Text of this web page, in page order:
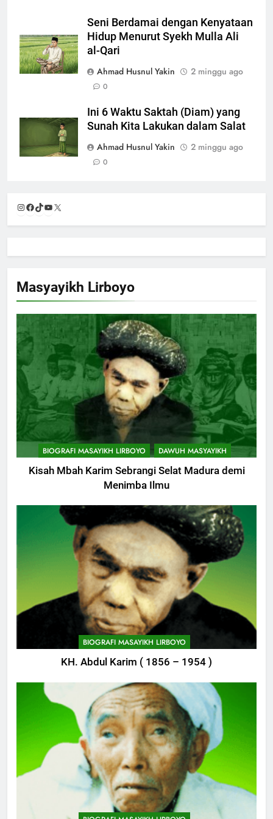
Seni Berdamai dengan Kenyataan
Hidup Menurut Syekh Mulla Ali
al-Qari
Ahmad Husnul Yakin
2 minggu ago
0
Ini 6 Waktu Saktah (Diam) yang
Sunah Kita Lakukan dalam Salat
Ahmad Husnul Yakin
2 minggu ago
0
Instagram
Facebook
TikTok
YouTube
Masyayikh Lirboyo
BIOGRAFI MASAYIKH LIRBOYO DAWUH MASYAYIKH
Kisah Mbah Karim Sebrangi Selat Madura demi
Menimba Ilmu
BIOGRAFI MASAYIKH LIRBOYO
KH. Abdul Karim ( 1856 – 1954 )
748
Himasal Semen Sumbang
Pembangunan Kantor Himasal
POJOK LIRBOYO
Delegasi MQK Kota Kediri
Menuju Probolinggo